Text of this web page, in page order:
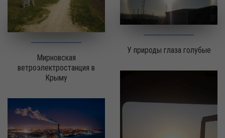
Мирновская
ветроэлектростанция в
Крыму
У природы глаза голубые